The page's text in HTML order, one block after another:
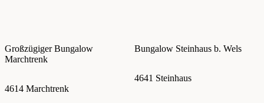
Großzügiger Bungalow
Marchtrenk
4614 Marchtrenk
Bungalow Steinhaus b. Wels
4641 Steinhaus